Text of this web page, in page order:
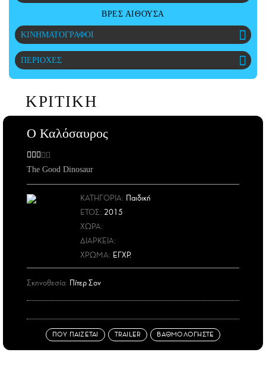
ΑΜΠΑ
PRINT
ΒΡΕΣ ΑΙΘΟΥΣΑ
ΚΙΝΗΜΑΤΟΓΡΑΦΟΙ
ΠΕΡΙΟΧΕΣ
ΚΡΙΤΙΚΗ
Ο Καλόσαυρος
The Good Dinosaur
ΚΑΤΗΓΟΡΙΑ: Παιδική
ΕΤΟΣ: 2015
ΧΩΡΑ:
ΔΙΑΡΚΕΙΑ:
ΧΡΩΜΑ: ΕΓΧΡ.
Σκηνοθεσία: Πίτερ Σον
ΠΟΥ ΠΑΙΖΕΤΑΙ TRAILER ΒΑΘΜΟΛΟΓΗΣΤΕ